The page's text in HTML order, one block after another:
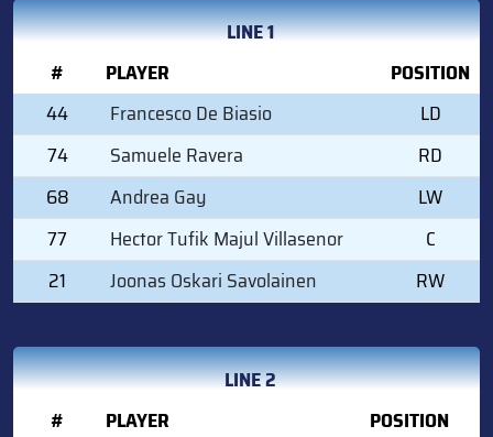
LINE 1
#
PLAYER
POSITION
44
Francesco De Biasio
LD
74
Samuele Ravera
RD
68
Andrea Gay
LW
77
Hector Tufik Majul Villasenor
C
21
Joonas Oskari Savolainen RW
LINE 2
#
PLAYER
POSITION